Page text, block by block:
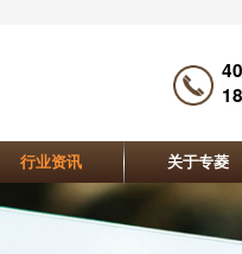
行业资讯 关于专菱